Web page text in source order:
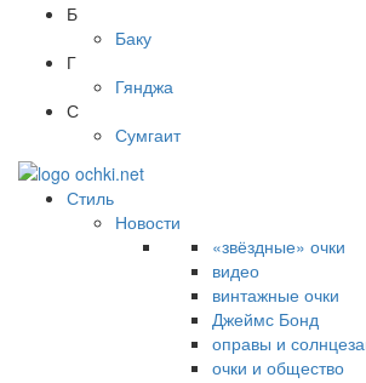
Б
Баку
Г
Гянджа
С
Сумгаит
Стиль
Новости
«звёздные» очки
видео
винтажные очки
Джеймс Бонд
оправы и
очки и общество